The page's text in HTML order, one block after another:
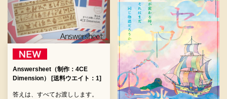
Answersheet（制作：4CE
Dimension） [送料ウエイト：1]
答えは、すべてお渡しします。